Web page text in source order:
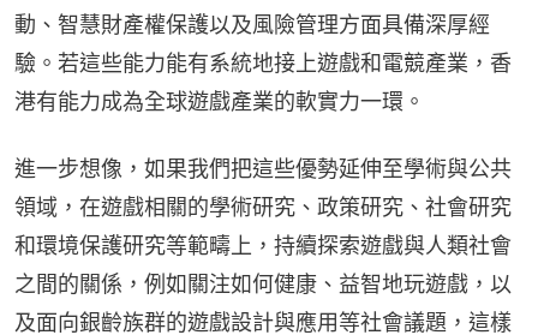
動、智慧財產權保護以及風險管理方面具備深厚經
驗。若這些能力能有系統地接上遊戲和電競產業，香
港有能力成為全球遊戲產業的軟實力一環。
進一步想像，如果我們把這些優勢延伸至學術與公共
領域，在遊戲相關的學術研究、政策研究、社會研究
和環境保護研究等範疇上，持續探索遊戲與人類社會
之間的關係，例如關注如何健康、益智地玩遊戲，以
及面向銀齡族群的遊戲設計與應用等社會議題，這樣